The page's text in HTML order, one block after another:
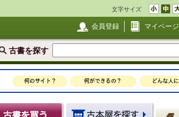
文字サイズ
会員登録 マイページ
古書を探す